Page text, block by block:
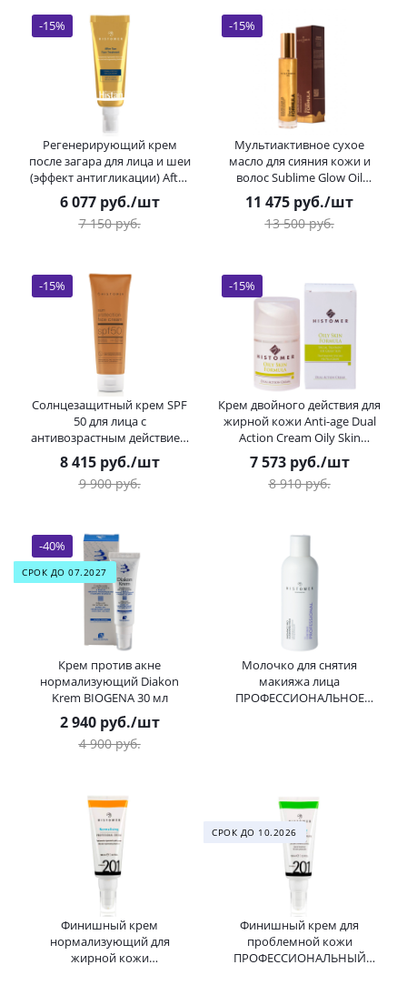
Регенерирующий крем
после загара для лица и шеи
(эффект антигликации) After
Sun Histan HISTOMER
(Хистомер) 50 мл
6 077руб./шт
7 150руб.
-15%
Мультиактивное сухое
масло для сияния кожи и
волос Sublime Glow Oil
HISTOMER (Хистомер) 100 мл
11 475 руб./шт
13 500руб.
-15%
Солнцезащитный крем SPF
50 для лица с
антивозрастным действием
Sun Protection Face Cream
HISTOMER (Хистомер) 75 мл
8 415руб./шт
9 900руб.
-15%
Крем двойного действия для
жирной кожи Anti-age Dual
Action Cream Oily Skin
HISTOMER (Хистомер) 50 мл
7 573руб./шт
8 910руб.
-15%
СРОК ДО 07.2027
Крем против акне
нормализующий Diakon
Krem BIOGENA 30 мл
2 940руб./шт
4 900руб.
-40%
Молочко для снятия
макияжа лица
ПРОФЕССИОНАЛЬНОЕ
Финишный крем
нормализующий для
жирной кожи
СРОК ДО 10.2026
Финишный крем для
проблемной кожи
ПРОФЕССИОНАЛЬНЫЙ